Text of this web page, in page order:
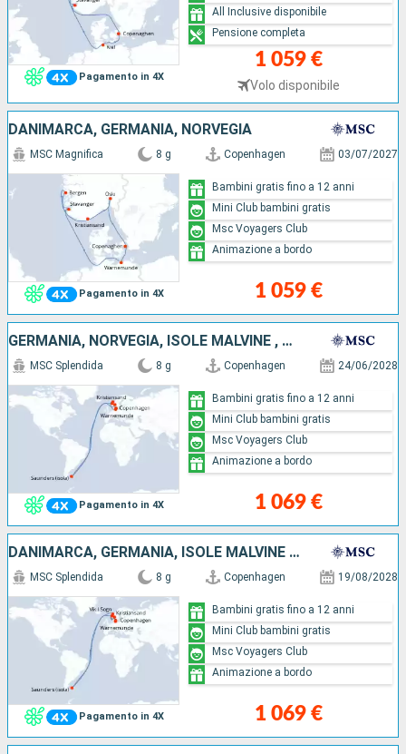
Pagamento in 4X
1 059 €
Volo disponibile
All Inclusive disponibile
Pensione completa
DANIMARCA, GERMANIA, NORVEGIA
Pagamento in 4X
MSC Magnifica 8 g Copenhagen 03/07/2027
1 059 €
Bambini gratis fino a 12 anni
Mini Club bambini gratis
Msc Voyagers Club
Animazione a bordo
GERMANIA, NORVEGIA, ISOLE MALVINE , DANIMARCA
Pagamento in 4X
MSC Splendida 8 g Copenhagen 24/06/2028
1 069 €
Bambini gratis fino a 12 anni
Mini Club bambini gratis
Msc Voyagers Club
Animazione a bordo
DANIMARCA, GERMANIA, ISOLE MALVINE , NORVEGIA
Pagamento in 4X
MSC Splendida 8 g Copenhagen 19/08/2028
1 069 €
Bambini gratis fino a 12 anni
Mini Club bambini gratis
Msc Voyagers Club
Animazione a bordo